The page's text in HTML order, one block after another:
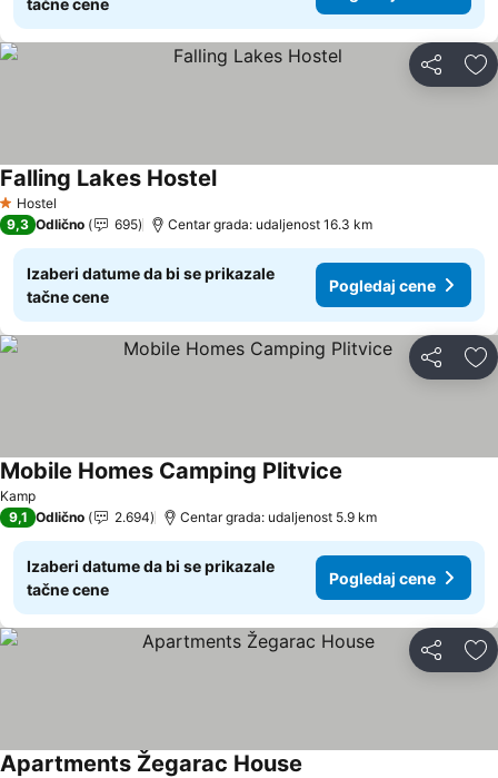
tačne cene
Deli
1 Zvezdice
Hostel
Falling Lakes Hostel
9,3 Odlično 695 Centar grada: udaljenost 16.3 km
Izaberi datume da bi se prikazale
tačne cene
Pogledaj cene
Deli
Kamp
Mobile Homes Camping Plitvice
9,1 Odlično 2.694 Centar grada: udaljenost 5.9 km
Izaberi datume da bi se prikazale
tačne cene
Pogledaj cene
Deli
Apartments Žegarac House